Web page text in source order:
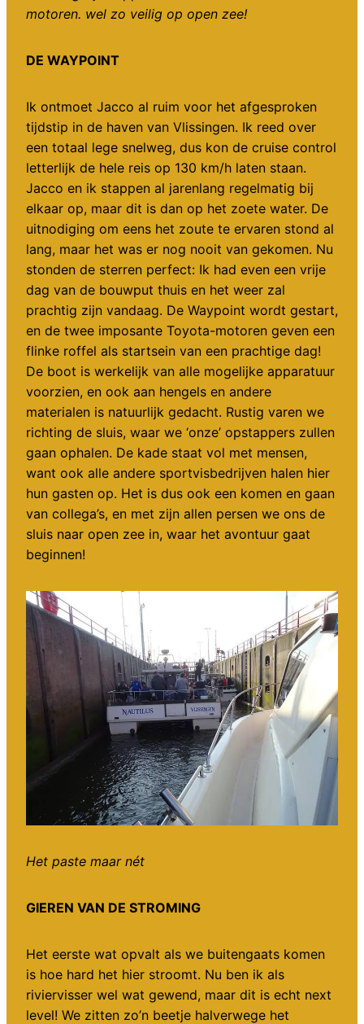
motoren. wel zo veilig op open zee!
DE WAYPOINT
Ik ontmoet Jacco al ruim voor het afgesproken
tijdstip in de haven van Vlissingen. Ik reed over
een totaal lege snelweg, dus kon de cruise control
letterlijk de hele reis op 130 km/h laten staan.
Jacco en ik stappen al jarenlang regelmatig bij
elkaar op, maar dit is dan op het zoete water. De
uitnodiging om eens het zoute te ervaren stond al
lang, maar het was er nog nooit van gekomen. Nu
stonden de sterren perfect: Ik had even een vrije
dag van de bouwput thuis en het weer zal
prachtig zijn vandaag. De Waypoint wordt gestart,
en de twee imposante Toyota-motoren geven een
flinke roffel als startsein van een prachtige dag!
De boot is werkelijk van alle mogelijke apparatuur
voorzien, en ook aan hengels en andere
materialen is natuurlijk gedacht. Rustig varen we
richting de sluis, waar we ‘onze’ opstappers zullen
gaan ophalen. De kade staat vol met mensen,
want ook alle andere sportvisbedrijven halen hier
hun gasten op. Het is dus ook een komen en gaan
van collega’s, en met zijn allen persen we ons de
sluis naar open zee in, waar het avontuur gaat
beginnen!
Het paste maar nét
GIEREN VAN DE STROMING
Het eerste wat opvalt als we buitengaats komen
is hoe hard het hier stroomt. Nu ben ik als
riviervisser wel wat gewend, maar dit is echt next
level! We zitten zo’n beetje halverwege het